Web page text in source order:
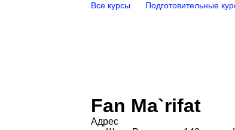
Все курсы Подготовительные
Fan Ma`rifat
Адрес